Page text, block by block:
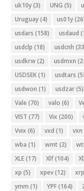
uk10y(3) UNG (5)
Uruguay(4) us01y
usdars (158) usdaud
usdclp (18) usdcnh
usdkrw(2) usdmxn
USDSEK(1) usdtars
usdwon (1) usdzar(5)
Vale (70) valo (6)
VIST (77) Vix (200)
Vvix (6) vxd (1) vxn
wba (1) wmt (2) wti
XLE(17) Xlf(104)
xp (5) xpev(12)
ymm (1) YPF(164)